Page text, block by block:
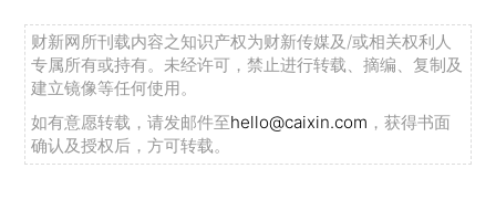
财新网所刊载内容之知识产权为财新传媒及/或相关权利人
专属所有或持有。未经许可，禁止进行转载、摘编、复制及
建立镜像等任何使用。
如有意愿转载，请发邮件至hello@caixin.com ，获得书面
确认及授权后，方可转载。